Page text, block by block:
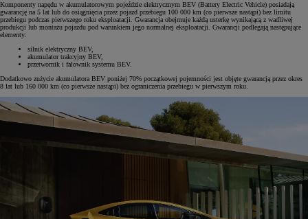
Komponenty napędu w akumulatorowym pojeździe elektrycznym BEV (Battery Electric Vehicle) posiadają
gwarancję na 5 lat lub do osiągnięcia przez pojazd przebiegu 100 000 km (co pierwsze nastąpi) bez limitu
przebiegu podczas pierwszego roku eksploatacji. Gwarancja obejmuje każdą usterkę wynikającą z wadliwej
produkcji lub montażu pojazdu pod warunkiem jego normalnej eksploatacji. Gwarancji podlegają następujące
elementy:
silnik elektryczny BEV,
akumulator trakcyjny BEV,
przetwornik i falownik systemu BEV.
Dodatkowo zużycie akumulatora BEV poniżej 70% początkowej pojemności jest objęte gwarancją przez okres
8 lat lub 160 000 km (co pierwsze nastąpi) bez ograniczenia przebiegu w pierwszym roku.